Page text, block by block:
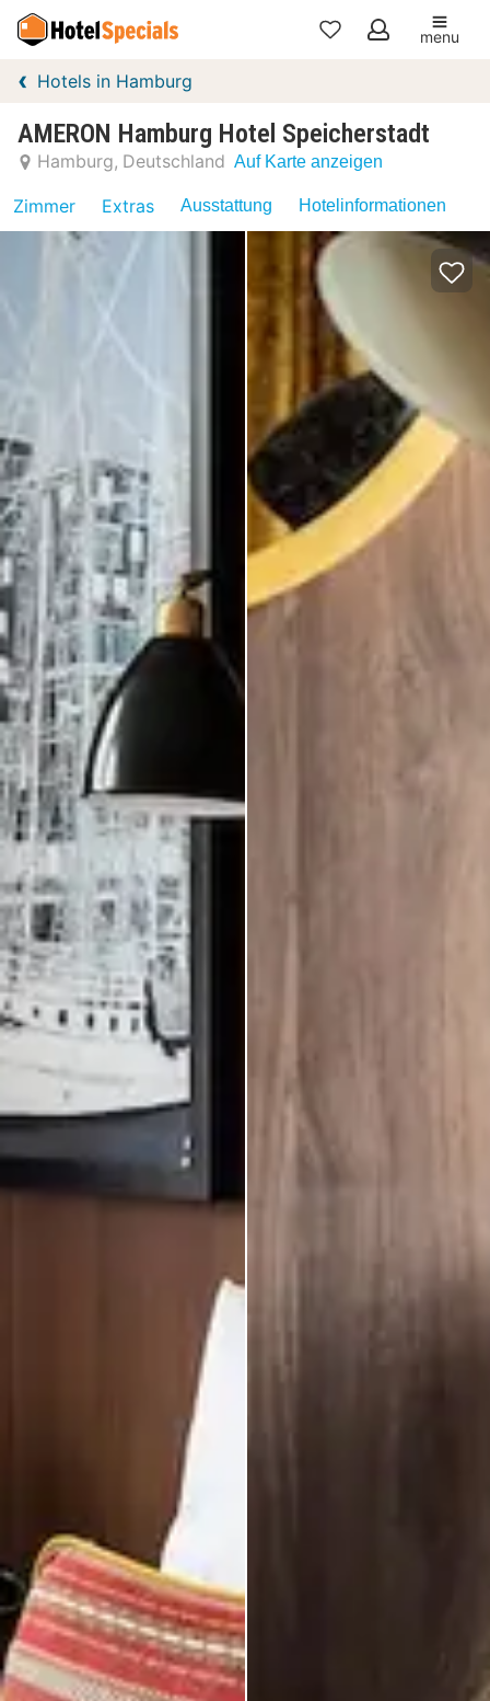
Meine
menu
Hotels in Hamburg
AMERON Hamburg Hotel Speicherstadt
Hamburg Deutschland Auf Karte anzeigen
Zimmer Extras Ausstattung Hotelinformationen